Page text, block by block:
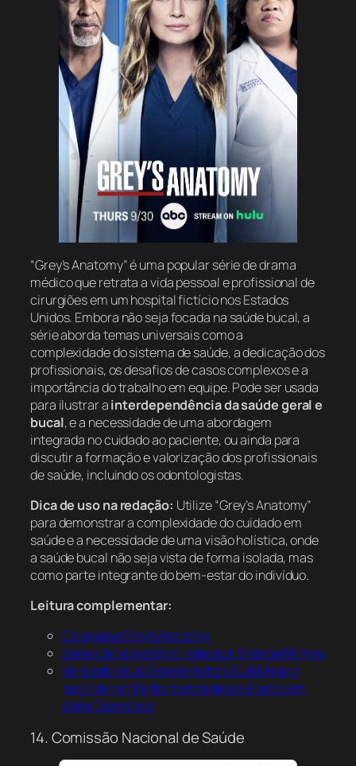
“Grey’s Anatomy” é uma popular série de drama
médico que retrata a vida pessoal e profissional de
cirurgiões em um hospital fictício nos Estados
Unidos. Embora não seja focada na saúde bucal, a
série aborda temas universais como a
complexidade do sistema de saúde, a dedicação dos
profissionais, os desafios de casos complexos e a
importância do trabalho em equipe. Pode ser usada
para ilustrar ainterdependência da saúde geral e
bucal, e a necessidade de uma abordagem
integrada no cuidado ao paciente, ou ainda para
discutir a formação e valorização dos profissionais
de saúde, incluindo os odontologistas.
Dica de uso na redação: Utilize “Grey’s Anatomy”
para demonstrar a complexidade do cuidado em
saúde e a necessidade de uma visão holística, onde
a saúde bucal não seja vista de forma isolada, mas
como parte integrante do bem-estar do indivíduo.
Leitura complementar:
Categoria Grey’s Anatomy
Séries de televisão criadas por Shonda Rhimes
Vencedores do Screen Actors Guild Award
para Melhor Performance de um Elenco em
Série Dramática
14. Comissão Nacional de Saúde